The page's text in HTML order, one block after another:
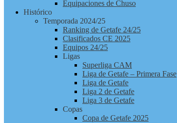
Equipaciones de Chuso
Histórico
Temporada 2024/25
Ranking de Getafe 24/25
Clasificados CE 2025
Equipos 24/25
Ligas
Superliga CAM
Liga de Getafe – Primera Fase
Liga de Getafe
Liga 2 de Getafe
Liga 3 de Getafe
Copas
Copa de Getafe 2025